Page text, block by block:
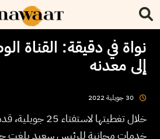
نواة في دقيقة: القناة
إلى معدنه
30 جويلية2022
خلال تغطيتها
خدمات مجانية للرئيس سعيد بلغت حد